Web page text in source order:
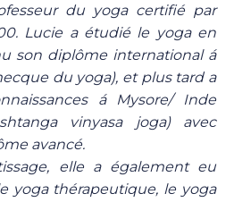
du yoga certifié par
Lucie a étudié le yoga en
son diplôme international á
du yoga), et plus tard a
á Mysore/ Inde
vinyasa joga) avec
avancé.
elle a également eu
yoga thérapeutique, le yoga